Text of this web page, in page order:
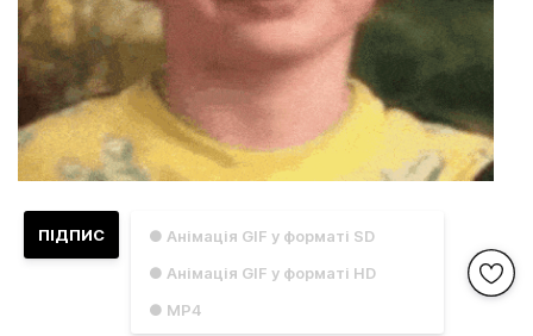
● Анімація GIF у форматі SD
● Анімація GIF у форматі HD
● MP4
ПІДПИС